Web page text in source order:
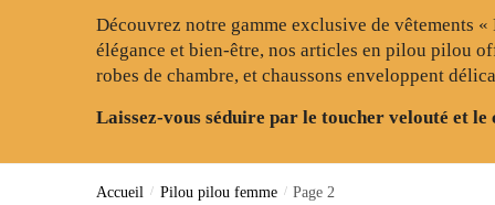
Découvrez notre gamme exclusive de vêtements
élégance et bien-être, nos articles en pilou pilou
robes de chambre, et chaussons enveloppent
Laissez-vous séduire par le toucher velouté et
Accueil / Pilou pilou femme / Page 2